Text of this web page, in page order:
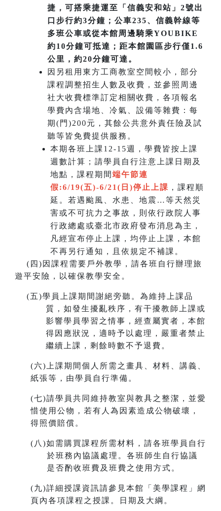
捷，可搭乘捷運至「信義安和站」2號出
口步行約3分鐘；公車235、信義幹線等
多班公車或從本館周邊騎乘YOUBIKE
約10分鐘可抵達；距本館園區步行僅1.6
公里，約20分鐘可達。
因另租用東方工商教室空間較小，部分
課程調整招生人數及收費，並參照周邊
社大收費標準訂定相關收費，各項報名
學費內含場地、冷氣、設備等雜費：每
期(門)200元，其餘公共意外責任險及試
聽等皆免費提供服務。
本期各班上課12-15週，學費皆按上課
週數計算；請學員自行注意上課日期及
地點，課程期間 端午節連
假:6/19(五)-6/21(日)停止上課 ，課程順
延。若遇颱風、水患、地震…等天然災
害或不可抗力之事故，則依行政院人事
行政總處或臺北市政府發布消息為主，
凡經宣布停止上課，均停止上課，本館
不再另行通知，且依規定不補課。
( 四)因課程需要戶外教學，請各班自行辦理旅
遊平安險，以確保教學安全。
(五)學員上課期間謝絕旁聽。為維持上課品
質，如發生擾亂秩序，有干擾教師上課或
影響學員學習之情事，經查屬實者，本館
得因應狀況，適時予以處理，嚴重者禁止
繼續上課，剩餘時數不予退費。
(六)上課期間個人所需之畫具、材料、講義、
紙張等，由學員自行準備。
(七)請學員共同維持教室與教具之整潔，並愛
惜使用公物，若有人為因素造成公物破壞，
得照價賠償。
( 八)如需購買課程所需材料，請各班學員自行
於班務內協議處理。各班師生自行協議
是否酌收班費及班費之使用方式。
(九)詳細授課資訊請參見本館「美學課程」網
頁內各項課程之授課。
日期及大綱。